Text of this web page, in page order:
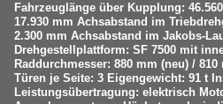
Fahrzeuglänge über Kupplung:
17.930 mm Achsabstand im
2.300 mm Achsabstand im Jakobs-
Drehgestellplattform: SF 7500 mit
Raddurchmesser: 880 mm (neu) /
Türen je Seite: 3 Eigengewicht: 91 t
Leistungsübertragung: elektrisch